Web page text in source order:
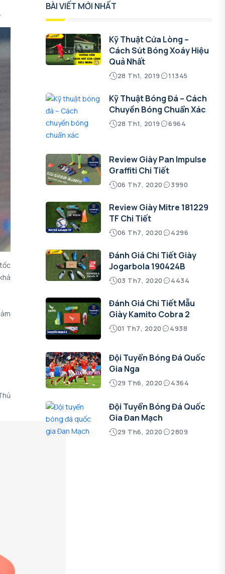
BÀI VIẾT MỚI NHẤT
Kỹ Thuật Cứa Lòng –
Cách Sút Bóng Xoáy Hiệu
Quả Nhất
28 Th1, 2019 11345
Kỹ Thuật Bóng Đá – Cách
Chuyền Bóng Chuẩn Xác
28 Th1, 2019 6964
Review Giày Pan Impulse
Graffiti Chi Tiết
06 Th7, 2020 3990
Review Giày Mitre 181229
TF Chi Tiết
06 Th7, 2020 4296
Đánh Giá Chi Tiết Giày
Jogarbola 190424B
03 Th7, 2020 4434
Đánh Giá Chi Tiết Mẫu
Giày Kamito Cobra 2
01 Th7, 2020 4938
Đội Tuyển Bóng Đá Quốc
Gia Nga
29 Th6, 2020 4364
Đội Tuyển Bóng Đá Quốc
Gia Đan Mạch
29 Th6, 2020 2809